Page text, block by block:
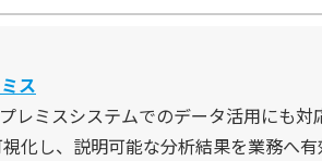
ス
レミスシステムでのデータ活用にも対
化し、説明可能な分析結果を業務へ有